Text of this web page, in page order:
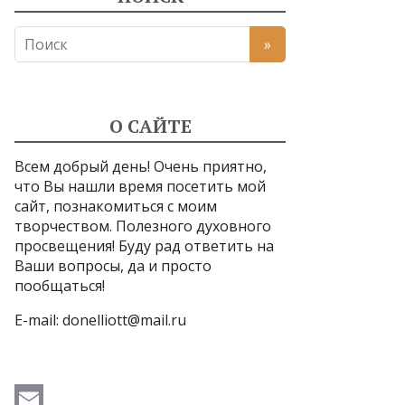
О САЙТЕ
Всем добрый день! Очень приятно,
что Вы нашли время посетить мой
сайт, познакомиться с моим
творчеством. Полезного духовного
просвещения! Буду рад ответить на
Ваши вопросы, да и просто
пообщаться!
E-mail: donelliott@mail.ru